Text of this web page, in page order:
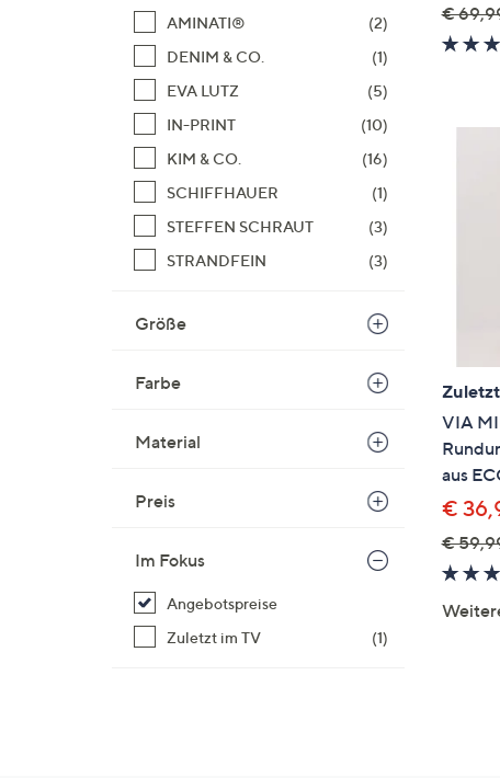
AMINATI®
(2)
DENIM & CO.
(1)
EVA LUTZ
(5)
IN-PRINT
(10)
KIM & CO.
(16)
SCHIFFHAUER
(1)
STEFFEN SCHRAUT
(3)
STRANDFEIN
(3)
Größe
Farbe
Material
Preis
Im Fokus
Angebotspreise
Zuletzt im TV
(1)
€
VIA
aus
€
€